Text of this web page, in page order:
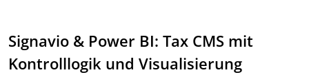
Signavio & Power BI: Tax CMS mit
Kontrolllogik und Visualisierung